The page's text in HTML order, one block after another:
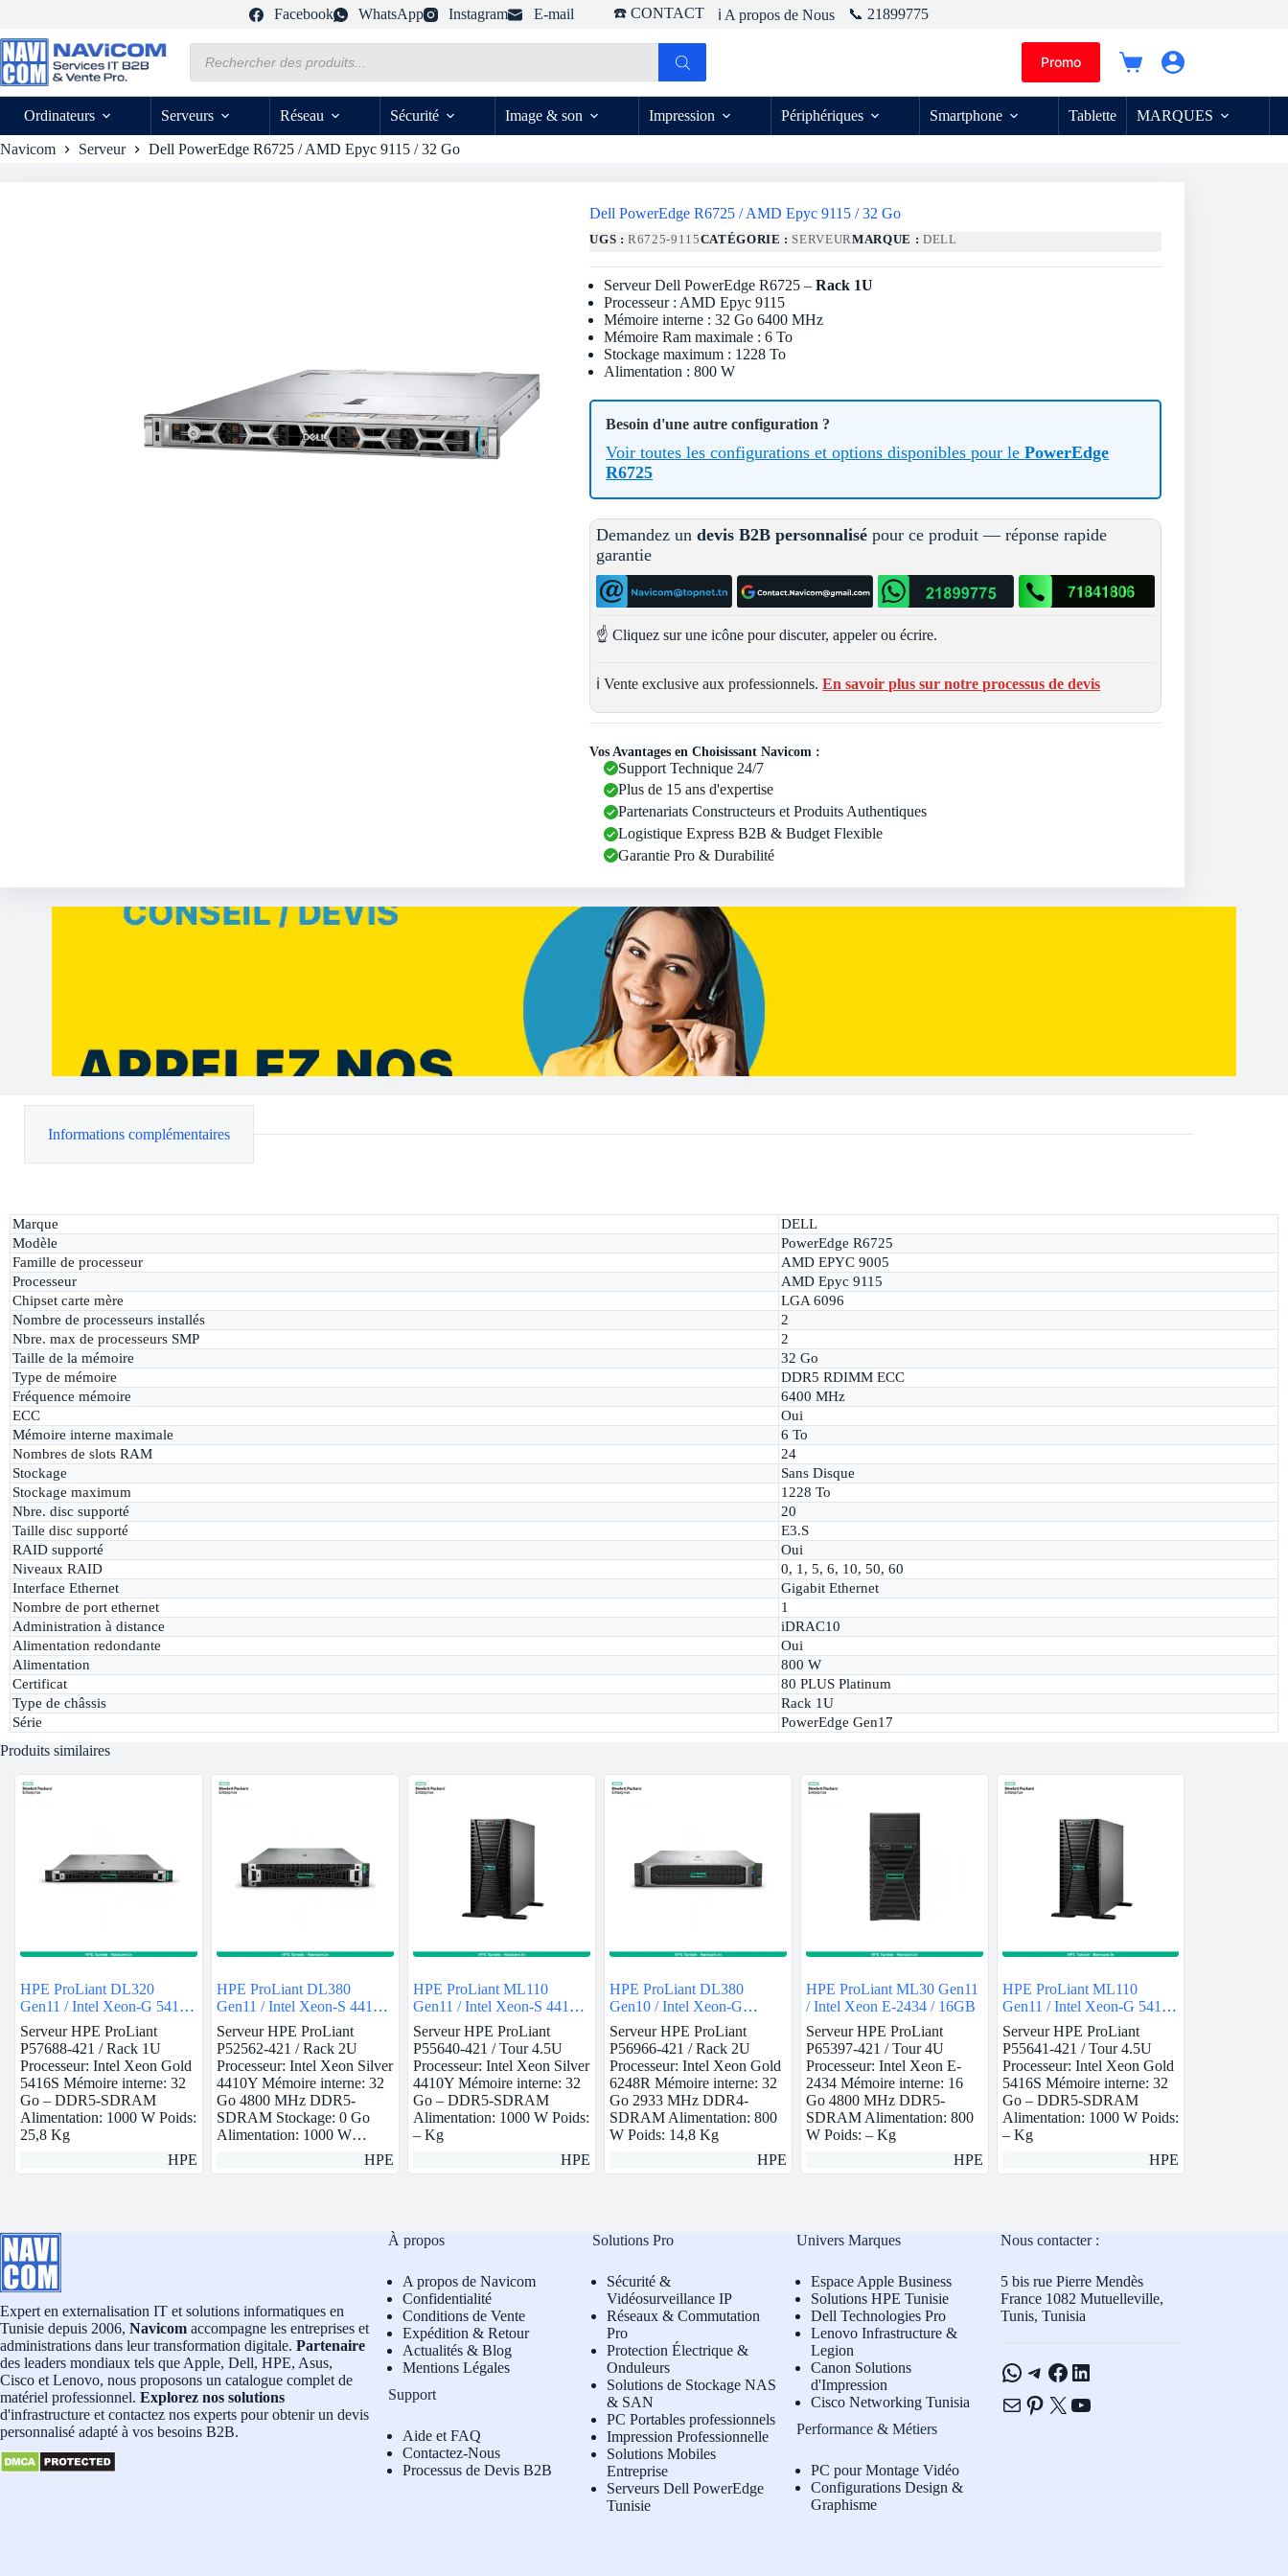
contenu
Facebook WhatsApp Instagram E-mail ☎️ CONTACT ℹ️ A propos de Nous 📞 21899775
produits
Promo
Panier
Ordinateurs
Serveurs Réseau Sécurité Image & son Impression Périphériques Smartphone Tablette MARQUES
Navicom Serveur Dell PowerEdge R6725 / AMD Epyc 9115 / 32 Go
Dell PowerEdge R6725 / AMD Epyc 9115 / 32 Go
UGS :R6725-9115CATÉGORIE : SERVEURMARQUE : DELL
Serveur Dell PowerEdge R6725 –Rack 1U
Processeur : AMD Epyc 9115
Mémoire interne : 32 Go 6400 MHz
Mémoire Ram maximale : 6 To
Stockage maximum : 1228 To
Alimentation : 800 W
Besoin d'une autre configuration ?
Voir toutes les configurations et options disponibles pour lePowerEdge
R6725
Demandez undevis B2B personnalisé pour ce produit — réponse rapide
garantie
☝️ Cliquez sur une icône pour discuter, appeler ou écrire.
ℹ️ Vente exclusive aux professionnels.En savoir plus sur notre processus de devis
Vos Avantages en Choisissant Navicom :
Support Technique 24/7
Plus de 15 ans d'expertise
Partenariats Constructeurs et Produits Authentiques
Logistique Express B2B & Budget Flexible
Garantie Pro & Durabilité
Informations complémentaires
Marque
DELL
Modèle
PowerEdge R6725
Famille de processeur
AMD EPYC 9005
Processeur
AMD Epyc 9115
Chipset carte mère
LGA 6096
Nombre de processeurs installés
2
Nbre. max de processeurs SMP
2
Taille de la mémoire
32 Go
Type de mémoire
DDR5 RDIMM ECC
Fréquence mémoire
6400 MHz
ECC
Oui
Mémoire interne maximale
6 To
Nombres de slots RAM
24
Stockage
Sans Disque
Stockage maximum
1228 To
Nbre. disc supporté
20
Taille disc supporté
E3.S
RAID supporté
Oui
Niveaux RAID
0, 1, 5, 6, 10, 50, 60
Interface Ethernet
Gigabit Ethernet
Nombre de port ethernet
1
Administration à distance
iDRAC10
Alimentation redondante
Oui
Alimentation
800 W
Certificat
80 PLUS Platinum
Type de châssis
Rack 1U
Série
PowerEdge Gen17
Produits similaires
HPE ProLiant DL320
Gen11 / Intel Xeon-G 5416S
/ 32GB
Serveur HPE ProLiant
P57688-421 / Rack 1U
Processeur: Intel Xeon Gold
5416S Mémoire interne: 32
Go – DDR5-SDRAM
Alimentation: 1000 W Poids:
25,8 Kg
HPE
HPE ProLiant DL380
Gen11 / Intel Xeon-S 4410Y
/ 32GB
Serveur HPE ProLiant
P52562-421 / Rack 2U
Processeur: Intel Xeon Silver
4410Y Mémoire interne: 32
Go 4800 MHz DDR5-
SDRAM Stockage: 0 Go
Alimentation: 1000 W…
HPE
HPE ProLiant ML110
Gen11 / Intel Xeon-S 4410Y
/ 32GB
Serveur HPE ProLiant
P55640-421 / Tour 4.5U
Processeur: Intel Xeon Silver
4410Y Mémoire interne: 32
Go – DDR5-SDRAM
Alimentation: 1000 W Poids:
– Kg
HPE
HPE ProLiant DL380
Gen10 / Intel Xeon-G
6248R / 32GB
Serveur HPE ProLiant
P56966-421 / Rack 2U
Processeur: Intel Xeon Gold
6248R Mémoire interne: 32
Go 2933 MHz DDR4-
SDRAM Alimentation: 800
W Poids: 14,8 Kg
HPE
HPE ProLiant ML30 Gen11
/ Intel Xeon E-2434 / 16GB
Serveur HPE ProLiant
P65397-421 / Tour 4U
Processeur: Intel Xeon E-
2434 Mémoire interne: 16
Go 4800 MHz DDR5-
SDRAM Alimentation: 800
W Poids: – Kg
HPE
HPE ProLiant ML110
Gen11 / Intel Xeon-G 5416S
/ 32GB
Serveur HPE ProLiant
P55641-421 / Tour 4.5U
Processeur: Intel Xeon Gold
5416S Mémoire interne: 32
Go – DDR5-SDRAM
Alimentation: 1000 W Poids:
– Kg
HPE
Expert en externalisation IT et solutions informatiques en
Tunisie depuis 2006, Navicom accompagne les entreprises et
administrations dans leur transformation digitale. Partenaire
des leaders mondiaux tels que Apple, Dell, HPE, Asus,
Cisco et Lenovo, nous proposons un catalogue complet de
matériel professionnel. Explorez nos solutions
d'infrastructure et contactez nos experts pour obtenir un devis
personnalisé adapté à vos besoins B2B.
À propos
A propos de Navicom
Confidentialité
Conditions de Vente
Expédition & Retour
Actualités & Blog
Mentions Légales
Support
Aide et FAQ
Contactez-Nous
Processus de Devis B2B
Solutions Pro
Sécurité &
Vidéosurveillance IP
Réseaux & Commutation
Pro
Protection Électrique &
Onduleurs
Solutions de Stockage NAS
& SAN
PC Portables professionnels
Impression Professionnelle
Solutions Mobiles
Entreprise
Serveurs Dell PowerEdge
Tunisie
Univers Marques
Espace Apple Business
Solutions HPE Tunisie
Dell Technologies Pro
Lenovo Infrastructure &
Legion
Canon Solutions
d'Impression
Cisco Networking Tunisia
Performance & Métiers
PC pour Montage Vidéo
Configurations Design &
Graphisme
Nous contacter :
5 bis rue Pierre Mendès
France 1082 Mutuelleville,
Tunis, Tunisia
WhatsApp
Telegram
Facebook
LinkedIn
E-mailPinterest
X YouTube